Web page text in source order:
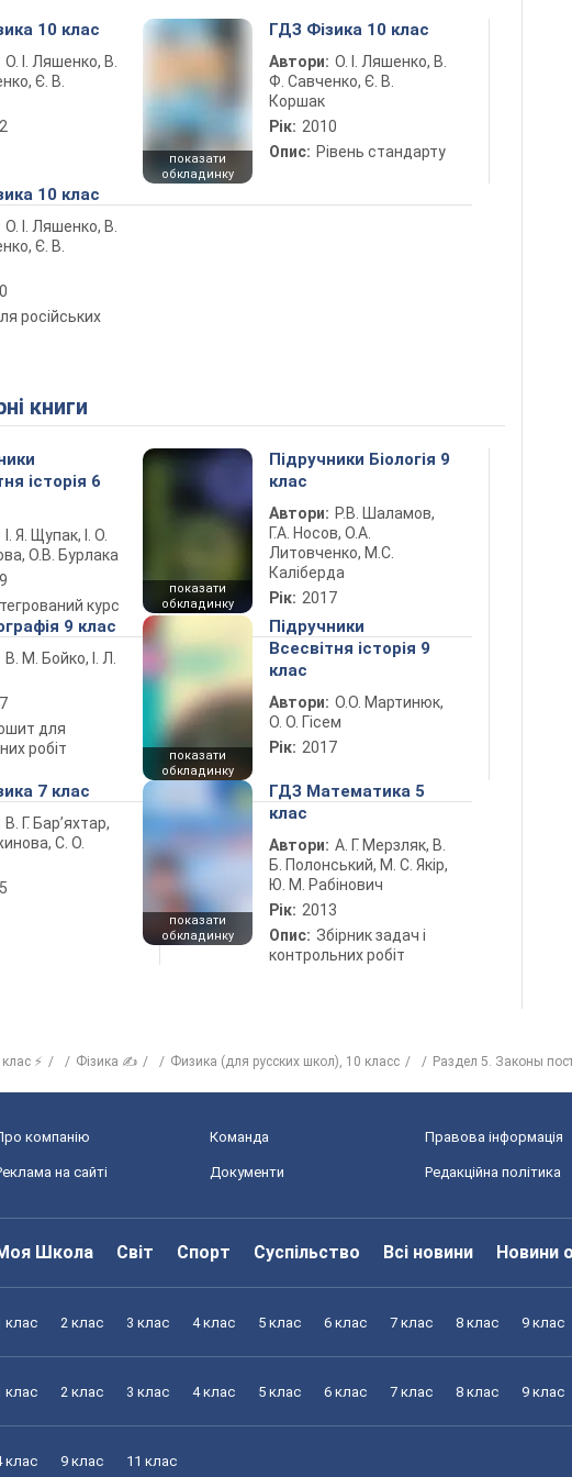
10 клас
О. І. Ляшенко, В.
Є. В.
показати
обкладинку
ГДЗ Фізика 10 клас
Автори: О. І. Ляшенко, В.
Ф. Савченко, Є. В.
Коршак
Рік: 2010
Опис: Рівень стандарту
10 клас
О. І. Ляшенко, В.
Є. В.
російських
книги
історія 6
І. Я. Щупак, І. О.
О.В. Бурлака
курс
показати
обкладинку
Підручники Біологія 9
клас
Автори: Р.В. Шаламов,
Г.А. Носов, О.А.
Литовченко, М.С.
Каліберда
Рік: 2017
9 клас
В. М. Бойко, І. Л.
для
робіт
показати
обкладинку
Підручники
Всесвітня історія 9
клас
Автори: О.О. Мартинюк,
О. О. Гісем
Рік: 2017
7 клас
В. Г. Бар’яхтар,
С. О.
показати
обкладинку
ГДЗ Математика 5
клас
Автори: А. Г. Мерзляк, В.
Б. Полонський, М. С. Якір,
Ю. М. Рабінович
Рік: 2013
Опис: Збірник задач і
контрольних робіт
⚡ Фізика ✍ Физика (для русских школ), 10 класс Раздел 5. Законы
компанію Команда Правова інформація
на сайті Документи Редакційна політика
Школа Світ Спорт Суспільство Всі новини Новини
клас 2 клас 3 клас 4 клас 5 клас 6 клас 7 клас 8 клас 9 клас
клас 2 клас 3 клас 4 клас 5 клас 6 клас 7 клас 8 клас 9 клас
клас 9 клас 11 клас